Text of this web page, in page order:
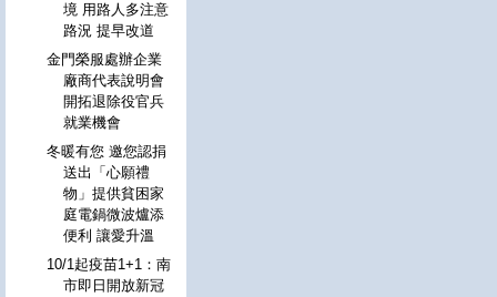
境 用路人多注意
路況 提早改道
金門榮服處辦企業
廠商代表說明會
開拓退除役官兵
就業機會
冬暖有您 邀您認捐
送出「心願禮
物」提供貧困家
庭電鍋微波爐添
便利 讓愛升溫
10/1起疫苗1+1：南
市即日開放新冠